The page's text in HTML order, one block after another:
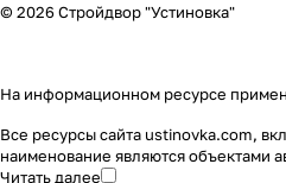
© 2026 Стройдвор "Устиновка"
На информационном ресурсе
Все ресурсы сайта ustinovka.com,
наименование являются объектами
Читать далее